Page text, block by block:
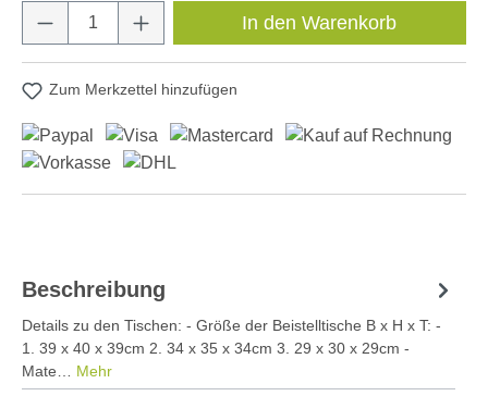
Produkt Anzahl: Gib den gewünschten
In den Warenkorb
Zum Merkzettel hinzufügen
Beschreibung
Details zu den Tischen: - Größe der Beistelltische B x H x T: -
1. 39 x 40 x 39cm 2. 34 x 35 x 34cm 3. 29 x 30 x 29cm -
Mate… Mehr